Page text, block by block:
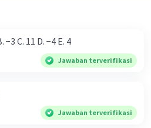
A. 3 B. −3 C. 11 D. −4 E. 4
Jawaban terverifikasi
Jawaban terverifikasi